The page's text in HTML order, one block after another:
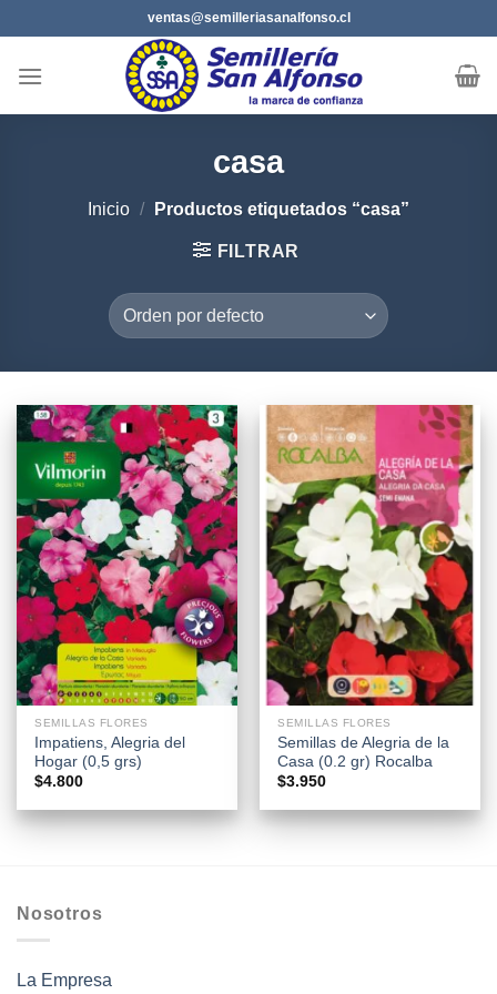
al
contenido
ventas@semilleriasanalfonso.cl
casa
Inicio / Productos etiquetados “casa”
FILTRAR
SEMILLAS FLORES
Impatiens, Alegria del
Hogar (0,5 grs)
$4.800
SEMILLAS FLORES
Semillas de Alegria de la
Casa (0.2 gr) Rocalba
$3.950
Nosotros
La Empresa